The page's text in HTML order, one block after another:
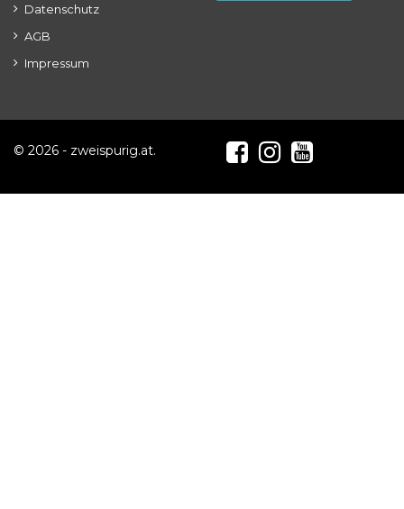
Datenschutz
AGB
Impressum
© 2026 - zweispurig.at.